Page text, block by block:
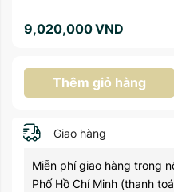
9,020,000VND
Thêm giỏ hàng
Giao hàng
Miễn phí giao hàng trong
Phố Hồ Chí Minh (thanh